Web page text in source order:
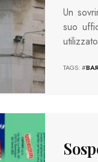
Un
suo
TAGS: #